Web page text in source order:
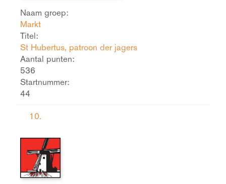
Naam groep:
Markt
Titel:
St Hubertus, patroon der jagers
Aantal punten:
536
Startnummer:
44
10.